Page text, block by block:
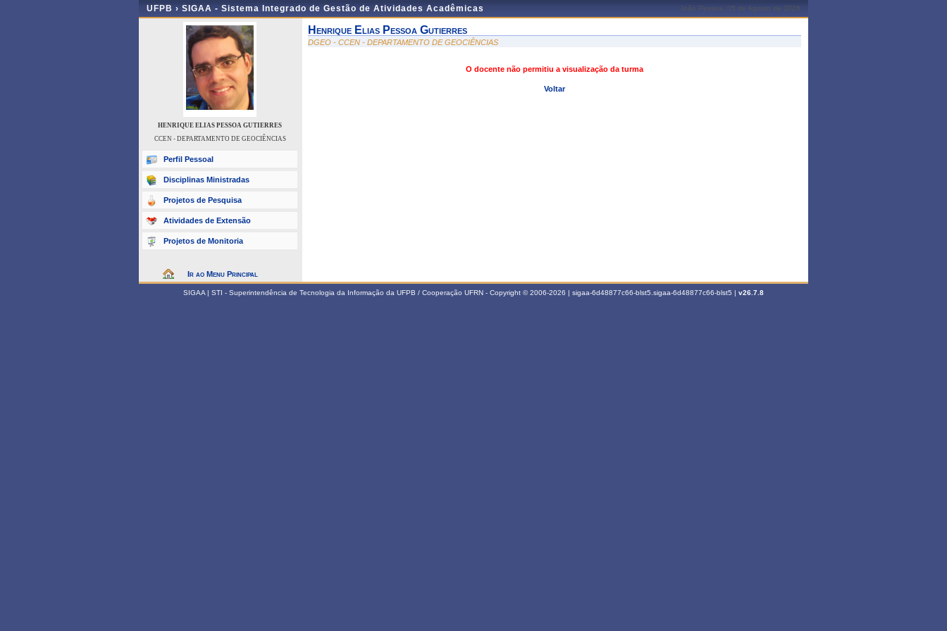
UFPB › SIGAA - Sistema Integrado de Gestão de Atividades Acadêmicas João Pessoa, 05 de Agosto de 2026
HENRIQUE ELIAS PESSOA GUTIERRES
CCEN - DEPARTAMENTO DE GEOCIÊNCIAS
Perfil Pessoal
Disciplinas Ministradas
Projetos de Pesquisa
Atividades de Extensão
Projetos de Monitoria
Ir ao Menu Principal
Henrique Elias Pessoa Gutierres
DGEO - CCEN - DEPARTAMENTO DE GEOCIÊNCIAS
O docente não permitiu a visualização da turma
Voltar
SIGAA | STI - Superintendência de Tecnologia da Informação da UFPB / Cooperação UFRN - Copyright © 2006-2026 | sigaa-6d48877c66-blst5.sigaa-6d48877c66-blst5 | v26.7.8